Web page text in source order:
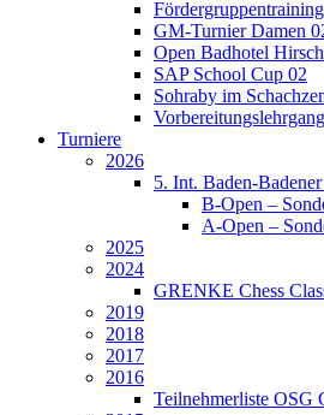
GM-Turnier Damen
Open Badhotel
SAP School Cup 02
Sohraby im
Turniere
2026
5. Int. Baden-
B-Open –
A-Open –
2025
2024
GRENKE Chess
2019
2018
2017
2016
Teilnehmerliste OSG